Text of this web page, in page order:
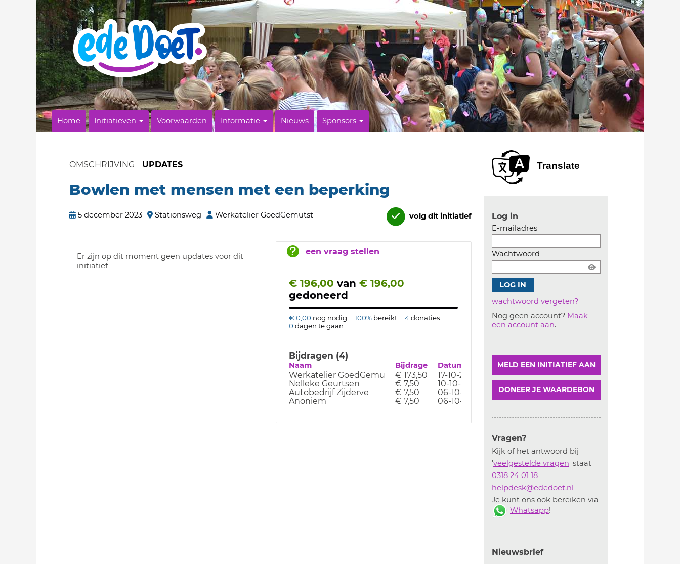
Home Initiatieven Voorwaarden Informatie Nieuws Sponsors
OMSCHRIJVING UPDATES
Bowlen met mensen met een beperking
5 december 2023 Stationsweg Werkatelier GoedGemutst volg dit initiatief
Er zijn op dit moment geen updates voor dit
initiatief
een vraag stellen
€ 196,00 van € 196,00
gedoneerd
€ 0,00 nog nodig 100% bereikt 4donaties
0dagen te gaan
Bijdragen (4)
Naam Bijdrage Datum
Werkatelier GoedGemu € 173,50
17-10-23
Nelleke Geurtsen
€ 7,50
10-10-23
Autobedrijf Zijderve
€ 7,50
06-10-23
Anoniem
€ 7,50 06-10-23
Translate
Log in
E-mailadres
Wachtwoord
wachtwoord vergeten?
Nog geen account? Maak
een account aan.
MELD EEN INITIATIEF AAN
DONEER JE WAARDEBON
Vragen?
Kijk of het antwoord bij
'veelgestelde vragen' staat
0318 24 01 18
helpdesk@ededoet.nl
Je kunt ons ook bereiken via
Whatsapp!
Nieuwsbrief